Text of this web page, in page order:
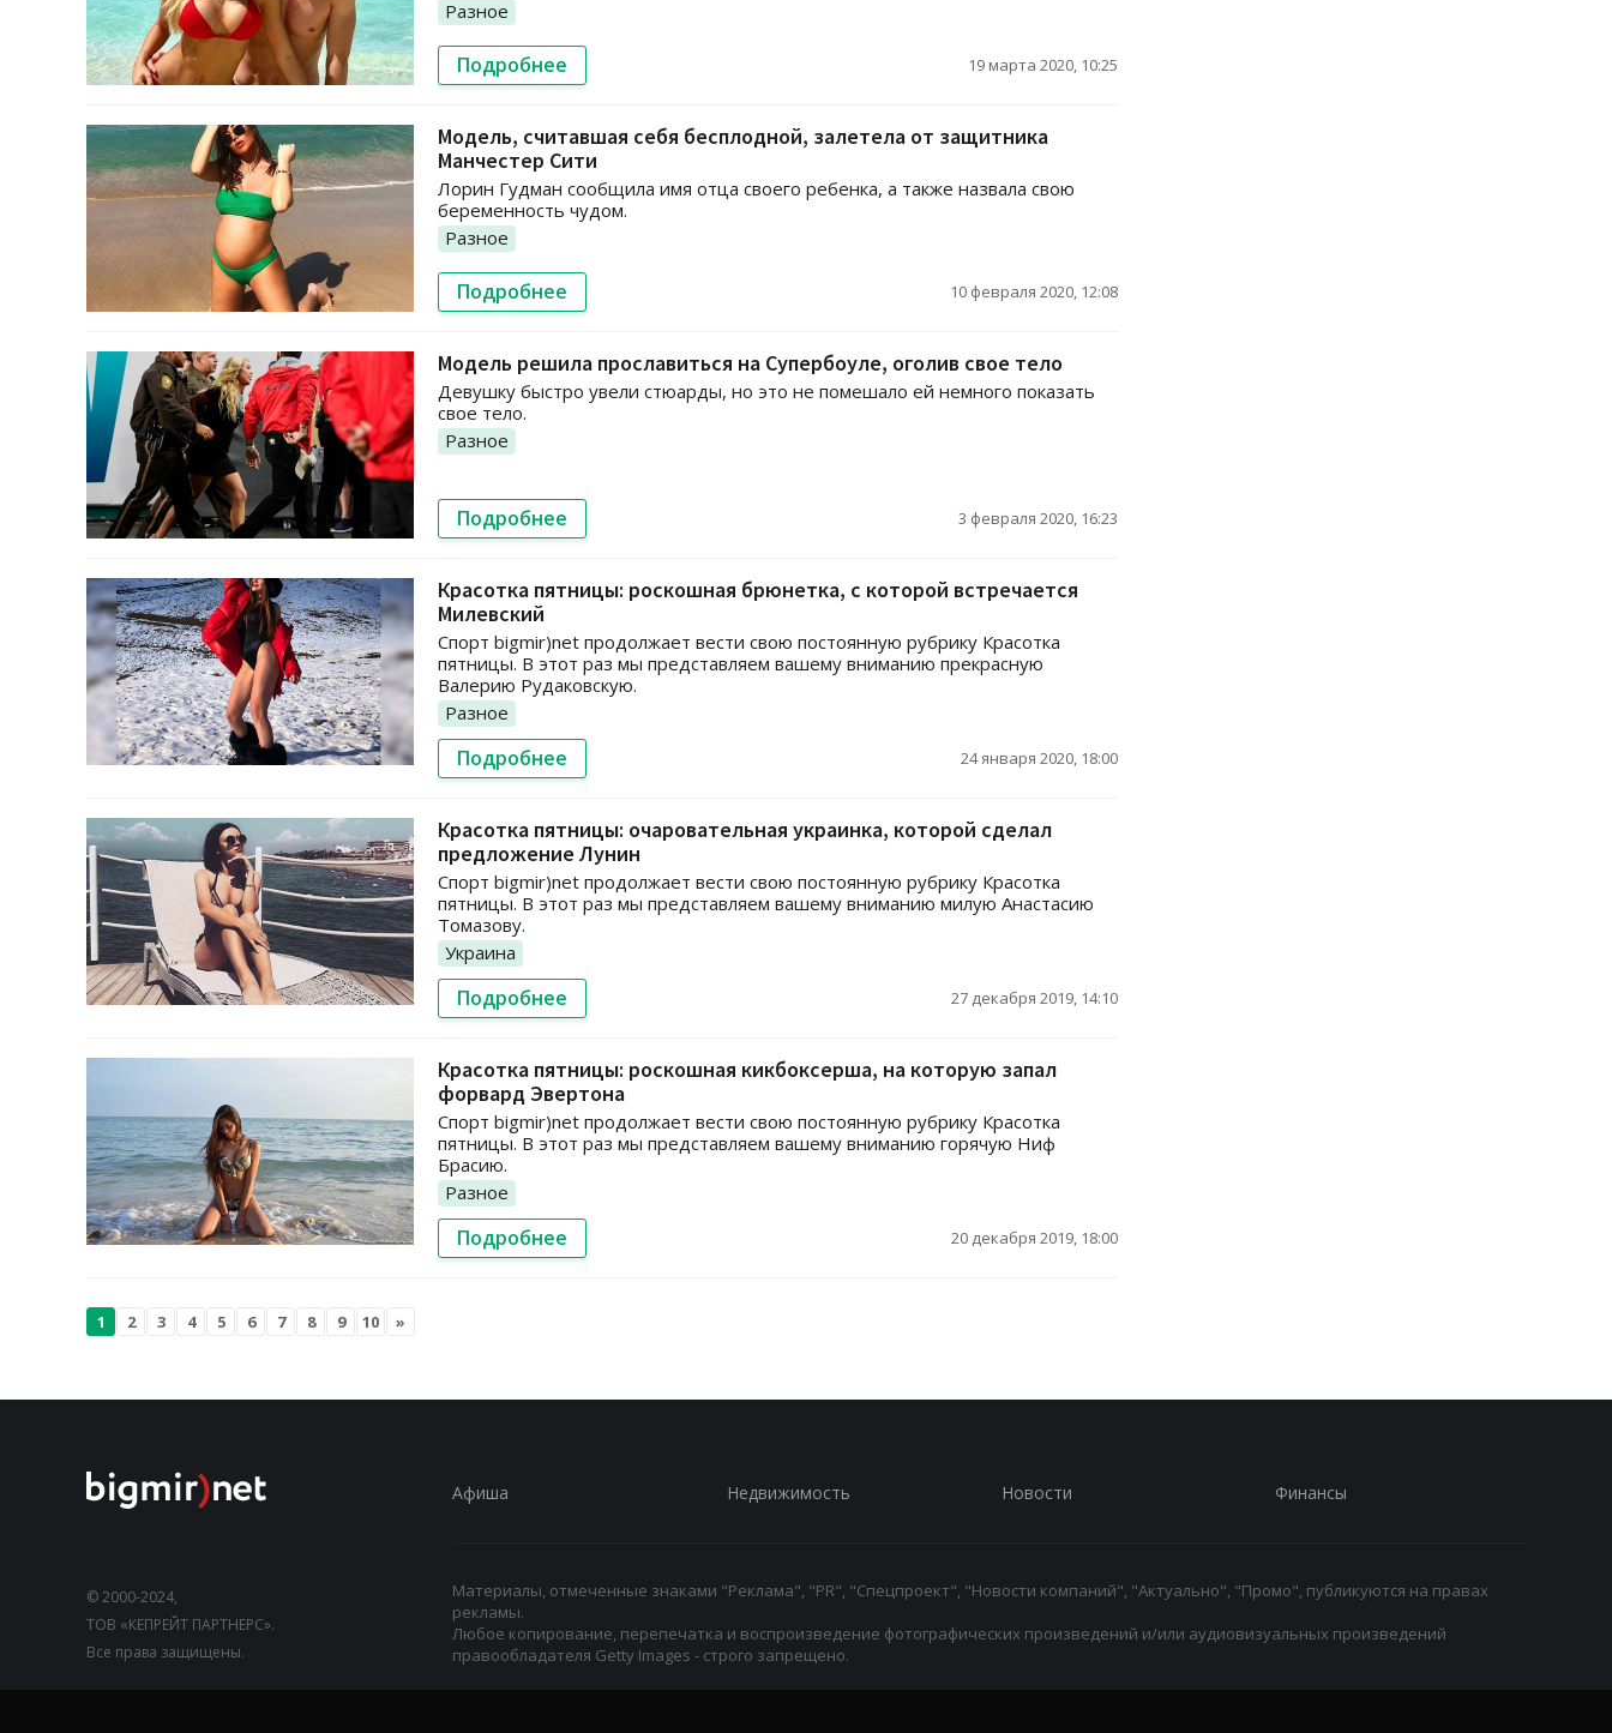
Разное
Подробнее 19 марта 2020, 10:25
Модель, считавшая себя бесплодной, залетела от защитника
Манчестер Сити
Лорин Гудман сообщила имя отца своего ребенка, а также назвала свою
беременность чудом.
Разное
Подробнее 10 февраля 2020, 12:08
Модель решила прославиться на Супербоуле, оголив свое тело
Девушку быстро увели стюарды, но это не помешало ей немного показать
свое тело.
Разное
Подробнее 3 февраля 2020, 16:23
Красотка пятницы: роскошная брюнетка, с которой встречается
Милевский
Спорт bigmir)net продолжает вести свою постоянную рубрику Красотка
пятницы. В этот раз мы представляем вашему вниманию прекрасную
Валерию Рудаковскую.
Разное
Подробнее 24 января 2020, 18:00
Красотка пятницы: очаровательная украинка, которой сделал
предложение Лунин
Спорт bigmir)net продолжает вести свою постоянную рубрику Красотка
пятницы. В этот раз мы представляем вашему вниманию милую Анастасию
Томазову.
Украина
Подробнее 27 декабря 2019, 14:10
Красотка пятницы: роскошная кикбоксерша, на которую запал
форвард Эвертона
Спорт bigmir)net продолжает вести свою постоянную рубрику Красотка
пятницы. В этот раз мы представляем вашему вниманию горячую Ниф
Брасию.
Разное
Подробнее 20 декабря 2019, 18:00
1 2 3 4 5 6 7 8 9 10 »
© 2000-2024,
ТОВ «КЕПРЕЙТ ПАРТНЕРС».
Все права защищены.
Афиша Недвижимость Новости Финансы
Материалы, отмеченные знаками "Реклама", "PR", "Спецпроект", "Новости компаний", "Актуально", "Промо", публикуются на правах
рекламы.
Любое копирование, перепечатка и воспроизведение фотографических произведений и/или аудиовизуальных произведений
правообладателя Getty Images - строго запрещено.